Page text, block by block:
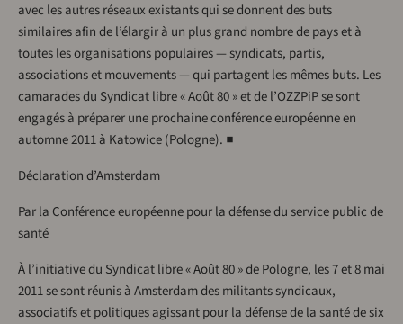
avec les autres réseaux existants qui se donnent des buts
similaires afin de l’élargir à un plus grand nombre de pays et à
toutes les organisations populaires — syndicats, partis,
associations et mouvements — qui partagent les mêmes buts. Les
camarades du Syndicat libre « Août 80 » et de l’OZZPiP se sont
engagés à préparer une prochaine conférence européenne en
automne 2011 à Katowice (Pologne). ■
Déclaration d’Amsterdam
Par la Conférence européenne pour la défense du service public de
santé
À l’initiative du Syndicat libre « Août 80 » de Pologne, les 7 et 8 mai
2011 se sont réunis à Amsterdam des militants syndicaux,
associatifs et politiques agissant pour la défense de la santé de six